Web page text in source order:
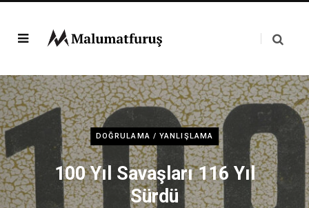
DOĞRULAMA / YANLIŞLAMA
100 Yıl Savaşları 116 Yıl
Sürdü